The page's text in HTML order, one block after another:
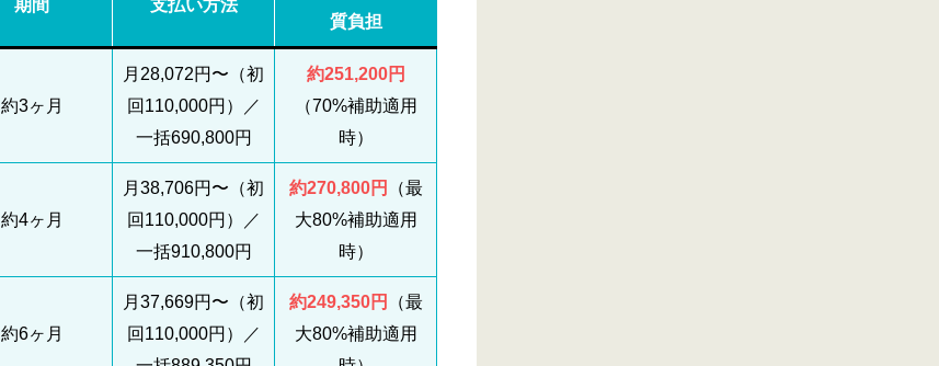
期間 支払い方法
質負担
約3ヶ月
月28,072円〜（初
回110,000円）／
一括690,800円
約251,200円
（70%補助適用
時）
約4ヶ月
月38,706円〜（初
回110,000円）／
一括910,800円
約270,800円
（最
大80%補助適用
時）
約6ヶ月
月37,669円〜（初
回110,000円）／
約249,350円
（最
大80%補助適用